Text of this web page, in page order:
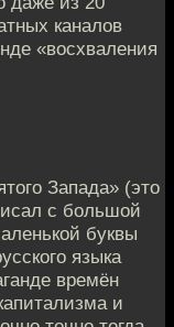
каналов
«восхваления
Запада» (это
с большой
буквы
языка
времён
и